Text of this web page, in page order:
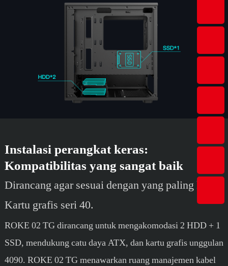
Instalasi perangkat keras:
Kompatibilitas yang sangat baik
Dirancang agar sesuai dengan yang paling kuat
Kartu grafis seri 40.
ROKE 02 TG dirancang untuk mengakomodasi 2 HDD + 1
SSD, mendukung catu daya ATX, dan kartu grafis unggulan
4090. ROKE 02 TG menawarkan ruang manajemen kabel